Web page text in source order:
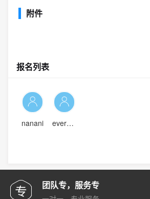
附件
报名列表
nanani evervbyever
团队专，服务专